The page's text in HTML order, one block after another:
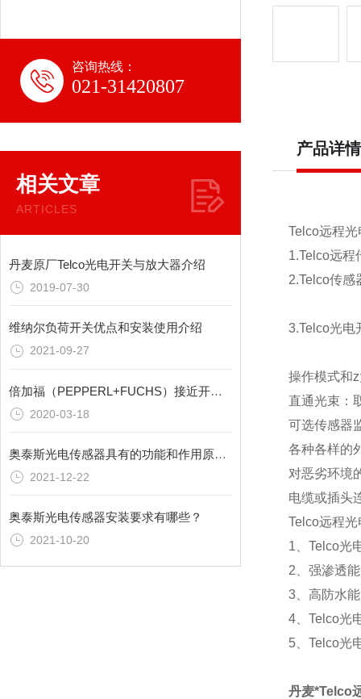
咨询热线：
021-31420807
相关文章
ARTICLES
丹麦原厂Telco光电开关与放大器介绍
2019-07-30
维纳尔负荷开关优点和安装使用介绍
2021-09-27
倍加福（PEPPERL+FUCHS）接近开关概述
2020-03-18
奥泰斯光电传感器具有的功能和作用原理介绍
2021-12-22
奥泰斯光电传感器安装要求有哪些？
2021-10-20
产品详情
Telco远程
1.Telco远程
2.Telco传感
3.Telco光电
操作模式和
直通光束：
可选传感器
各种各样的
对恶劣环境
电缆或插头
Telco远程
1、 Telco光
2、强渗透
3、高防水
4、 Telco光
5、 Telco光
丹麦*Telco